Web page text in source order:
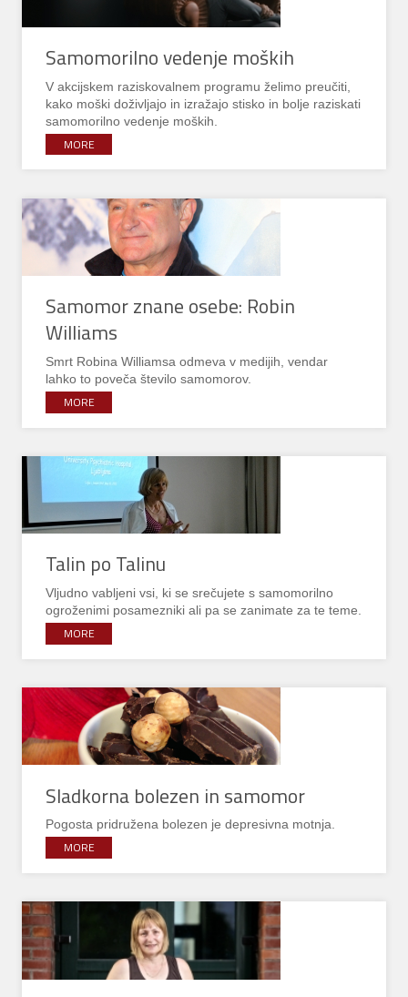
Samomorilno vedenje moških
V akcijskem raziskovalnem programu želimo preučiti,
kako moški doživljajo in izražajo stisko in bolje raziskati
samomorilno vedenje moških.
MORE
Samomor znane osebe: Robin
Williams
Smrt Robina Williamsa odmeva v medijih, vendar
lahko to poveča število samomorov.
MORE
Talin po Talinu
Vljudno vabljeni vsi, ki se srečujete s samomorilno
ogroženimi posamezniki ali pa se zanimate za te teme.
MORE
Sladkorna bolezen in samomor
Pogosta pridružena bolezen je depresivna motnja.
MORE